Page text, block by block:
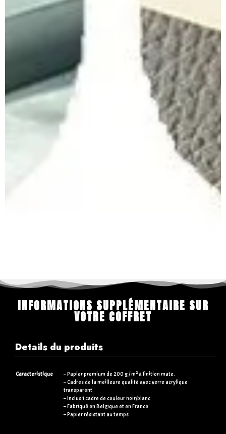
INFORMATIONS SUPPLÉMENTAIRE SUR
VOTRE COFFRET
Details du produits
Caracteristique
– Papier premium de 200 g / m² à finition mate.
– Cadres de la meilleure qualité avec verre acrylique
transparent.
– Inclus 1 cadre de couleur noir/blanc
– Fabriqué en Belgique et en France
– Papier résistant au temps